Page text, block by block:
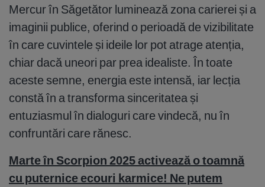
Mercur în Săgetător luminează zona carierei și a
imaginii publice, oferind o perioadă de vizibilitate
în care cuvintele și ideile lor pot atrage atenția,
chiar dacă uneori par prea idealiste. În toate
aceste semne, energia este intensă, iar lecția
constă în a transforma sinceritatea și
entuziasmul în dialoguri care vindecă, nu în
confruntări care rănesc.
Marte în Scorpion 2025 activează o toamnă
cu puternice ecouri karmice! Ne putem